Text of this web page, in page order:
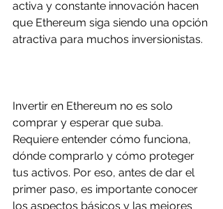
activa y constante innovación hacen
que Ethereum siga siendo una opción
atractiva para muchos inversionistas.
Invertir en Ethereum no es solo
comprar y esperar que suba.
Requiere entender cómo funciona,
dónde comprarlo y cómo proteger
tus activos. Por eso, antes de dar el
primer paso, es importante conocer
los aspectos básicos y las mejores